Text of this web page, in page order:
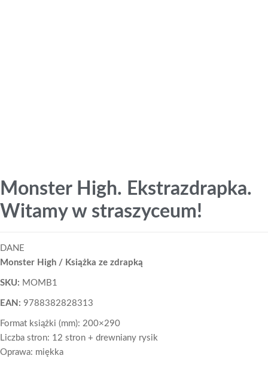
Monster High. Ekstrazdrapka.
Witamy w straszyceum!
DANE
Monster High / Książka ze zdrapką
SKU: MOMB1
EAN: 9788382828313
Format książki (mm): 200×290
Liczba stron: 12 stron + drewniany rysik
Oprawa: miękka